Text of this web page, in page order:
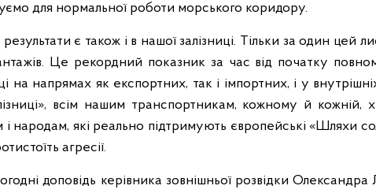
для нормальної роботи морського коридору.
є також і в нашої залізниці. Тільки за один цей
Це рекордний показник за час від початку
на напрямах як експортних, так і імпортних, і у
всім нашим транспортникам, кожному й кожній,
і народам, які реально підтримують європейські «Шляхи
агресії.
доповідь керівника зовнішньої розвідки